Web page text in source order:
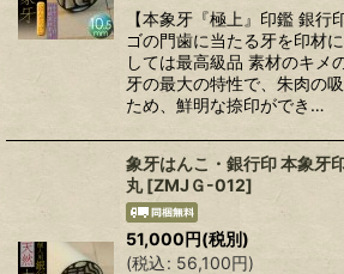
【本象牙『極上』印鑑 銀行
ゴの門歯に当たる牙を印材
しては最高級品 素材のキメ
牙の最大の特性で、朱肉の
ため、鮮明な捺印ができ…
象牙はんこ・銀行印 本象牙
丸 [ZMJＧ-012]
51,000円(税別)
(税込: 56,100円)